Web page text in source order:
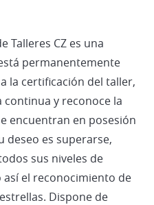
Talleres CZ es una
permanentemente
la certificación del taller,
y reconoce la
encuentran en posesión
deseo es superarse,
sus niveles de
el reconocimiento de
Dispone de